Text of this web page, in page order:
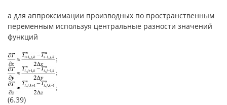
а для аппроксимации производных по пространственным
переменным используя центральные разности значений
функций
(6.39)